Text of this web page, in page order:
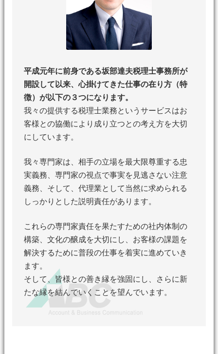
平成元年に前身である坂部達夫税理士事務所が
開設して以来、心掛けてきた仕事の在り方（特
徴）が以下の３つになります。
我々の提供する税理士業務というサービスはお
客様との協働により成り立つとの考え方を大切
にしています。
我々専門家は、相手の立場を最大限尊重する忠
実義務、専門家の視点で事実を見逃さない注意
義務、 そして、代理業として当然に求められる
しっかりとした説明責任があります。
これらの専門家責任を果たすための社内体制の
構築、文化の醸成を大切にし、 お客様の課題を
解決するために普段の仕事を着実に進めていき
ます。
そして、皆様との善き縁を強固にし、さらに新
たな縁を結んでいくことを望んでいます。